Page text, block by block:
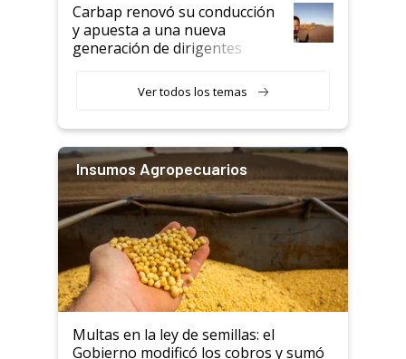
Carbap renovó su conducción
y apuesta a una nueva
generación de dirigentes
Ver todos los temas
Insumos Agropecuarios
Multas en la ley de semillas: el
Gobierno modificó los cobros y sumó